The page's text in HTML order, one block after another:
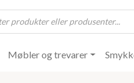
Møbler og trevarer